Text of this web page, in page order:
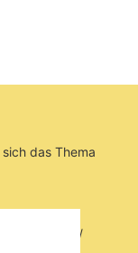
das Thema